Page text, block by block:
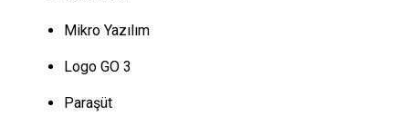
Mikro Yazılım
Logo GO 3
Paraşüt